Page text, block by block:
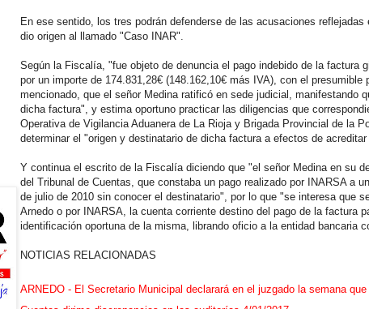
En ese sentido, los tres podrán defenderse de las acusaciones
dio origen al llamado "Caso INAR".
Según la Fiscalía, "fue objeto de denuncia el pago indebido de la factura
por un importe de 174.831,28€ (148.162,10€ más IVA), con el
mencionado, que el señor Medina ratificó en sede judicial, manifestando
dicha factura", y estima oportuno practicar las diligencias que
Operativa de Vigilancia Aduanera de La Rioja y Brigada Provincial de la
determinar el "origen y destinatario de dicha factura a efectos de
Y continua el escrito de la Fiscalía diciendo que "el señor Medina en su
del Tribunal de Cuentas, que constaba un pago realizado por INARSA a
de julio de 2010 sin conocer el destinatario", por lo que "se interesa que
Arnedo o por INARSA, la cuenta corriente destino del pago de la factura
identificación oportuna de la misma, librando oficio a la entidad bancaria
NOTICIAS RELACIONADAS
ARNEDO - El Secretario Municipal declarará en el juzgado la semana